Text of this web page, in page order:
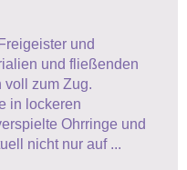
und
und fließenden
voll zum Zug.
in lockeren
Ohrringe und
nicht nur auf ...